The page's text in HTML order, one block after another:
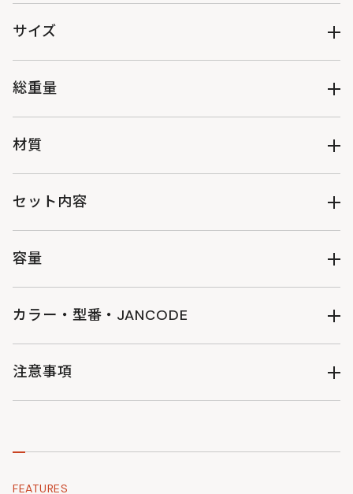
サイズ
（約）W30×D16×H49cm
総重量
（約）700g
材質
表地：1000Dポリエステル（※撥水・防汚加工）
裏地：210Dポリエステル（※撥水・防汚加工）
セット内容
製品本体
容量
（約）22L
カラー・型番・JANCODE
タン : BG1-917-TN : 4580742230850
注意事項
・製品改良のため予告なくデザイン・仕様を変更する場合があ
FEATURES